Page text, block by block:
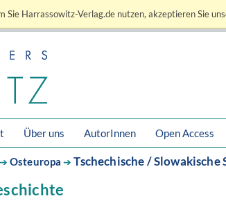
Harrassowitz-Verlag.de nutzen, akzeptieren Sie
Über uns AutorInnen Open Access
Osteuropa ➔Tschechische / Slowakische